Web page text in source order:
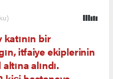
bir
itfaiye ekiplerinin
alındı.